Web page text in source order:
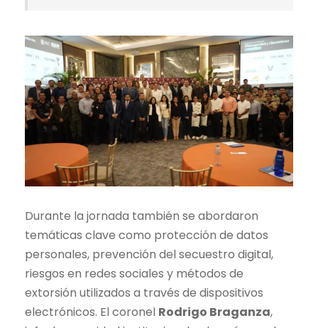
Durante la jornada también se abordaron
temáticas clave como protección de datos
personales, prevención del secuestro digital,
riesgos en redes sociales y métodos de
extorsión utilizados a través de dispositivos
electrónicos. El coronel Rodrigo Braganza,